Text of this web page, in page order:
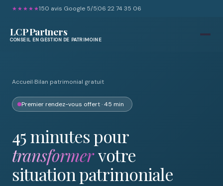
★★★★★150 avis Google 5/506 22 74 35 06
LCP Partners
CONSEIL EN GESTION DE PATRIMOINE
Accueil›Bilan patrimonial gratuit
Premier rendez-vous offert · 45 min
45 minutes pour
transformer votre
situation patrimoniale